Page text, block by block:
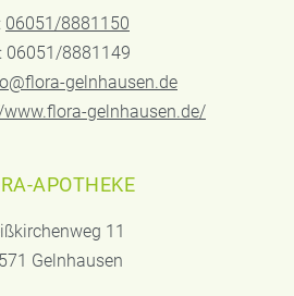
06051/8881150
06051/8881149
gelnhausen.de
www.flora-gelnhausen.de/
APOTHEKE
11
Gelnhausen